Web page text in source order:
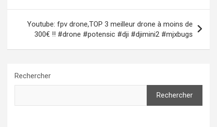
l’article
Youtube: fpv drone,TOP 3 meilleur drone à moins de
300€ !! #drone #potensic #dji #djimini2 #mjxbugs
Rechercher
Rechercher